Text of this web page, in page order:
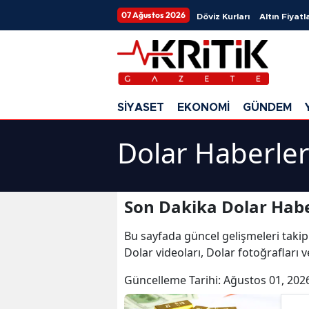
07 Ağustos 2026 Döviz Kurları Altın
SİYASET EKONOMİ GÜNDEM
Dolar
Son Dakika Dolar
Bu sayfada güncel gelişmeleri
Dolar videoları, Dolar fotoğrafları
Güncelleme Tarihi: Ağustos 01,